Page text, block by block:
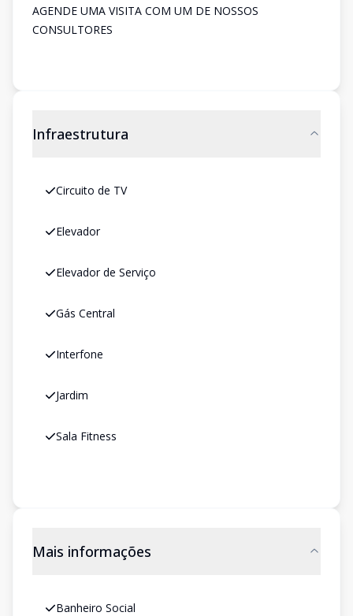
AGENDE UMA VISITA COM UM DE NOSSOS
CONSULTORES
Infraestrutura
Circuito de TV
Elevador
Elevador de Serviço
Gás Central
Interfone
Jardim
Sala Fitness
Mais informações
Banheiro Social